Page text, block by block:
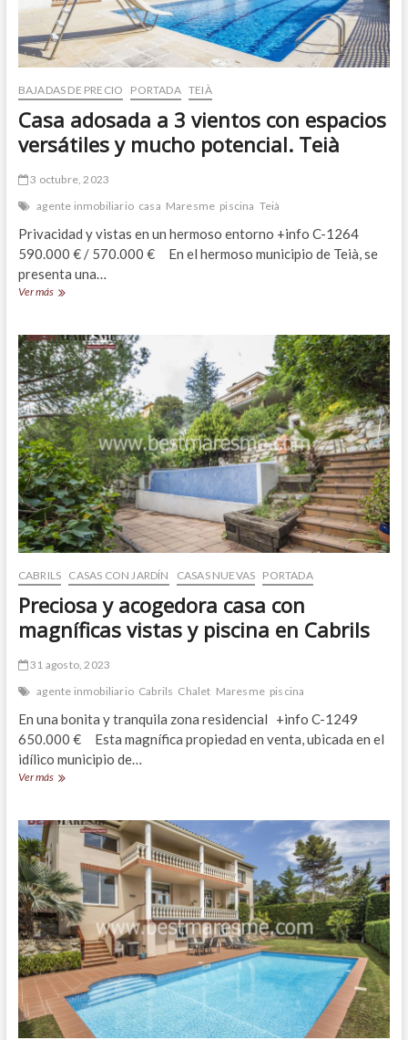
BAJADAS DE PRECIO PORTADA TEIÀ
Casa adosada a 3 vientos con espacios
versátiles y mucho potencial. Teià
3 octubre, 2023
agente inmobiliario casa Maresme piscina Teià
Privacidad y vistas en un hermoso entorno +info C-1264
590.000 € / 570.000 € En el hermoso municipio de Teià, se
presenta una…
Ver másCasa
3
vientos
con
espacios
versátiles
y
mucho
potencial.
Teià
CABRILS CASAS CON JARDÍN CASAS NUEVAS PORTADA
Preciosa y acogedora casa con
magníficas vistas y piscina en Cabrils
31 agosto, 2023
agente inmobiliario Cabrils Chalet Maresme piscina
En una bonita y tranquila zona residencial +info C-1249
650.000 € Esta magnífica propiedad en venta, ubicada en el
idílico municipio de…
Ver másPreciosa
casa
con
magníficas
vistas
y
piscina
en
Cabrils